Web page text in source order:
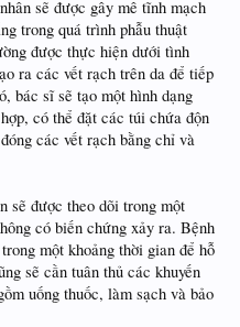
sẽ được gây mê tĩnh mạch
trong quá trình phẫu thuật
được thực hiện dưới tình
ra các vết rạch trên da để tiếp
bác sĩ sẽ tạo một hình dạng
có thể đặt các túi chứa độn
các vết rạch bằng chỉ và
sẽ được theo dõi trong một
có biến chứng xảy ra. Bệnh
một khoảng thời gian để hỗ
sẽ cần tuân thủ các khuyến
uống thuốc, làm sạch và bảo